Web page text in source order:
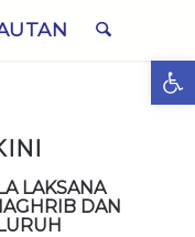
LAKSANA
DAN